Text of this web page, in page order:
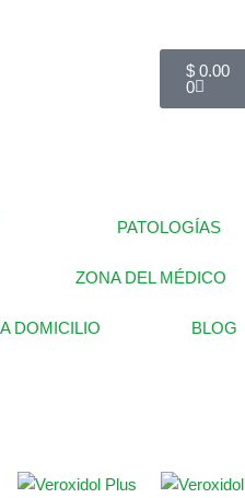
$ 0.00
0
PATOLOGÍAS
ZONA DEL MÉDICO
DOMICILIO BLOG